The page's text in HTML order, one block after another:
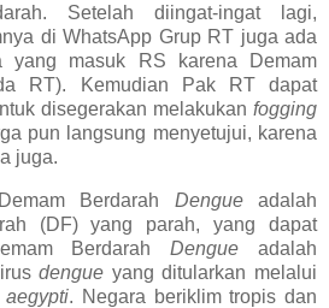
Setelah diingat-ingat lagi,
di WhatsApp Grup RT juga ada
yang masuk RS karena Demam
RT). Kemudian Pak RT dapat
disegerakan melakukan fogging
pun langsung menyetujui, karena
juga.
Berdarah Dengueadalah
(DF) yang parah, yang dapat
BerdarahDengue adalah
dengue yang ditularkan melalui
aegypti. Negara beriklim tropis dan